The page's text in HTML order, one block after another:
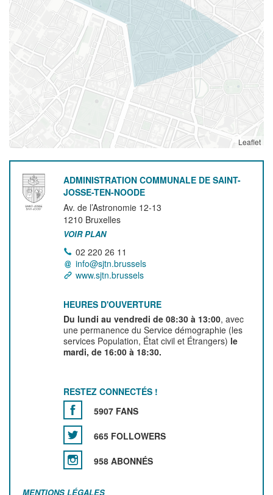
Leaflet
ADMINISTRATION COMMUNALE DE SAINT-
JOSSE-TEN-NOODE
Av. de l’Astronomie 12-13
1210 Bruxelles
VOIR PLAN
02 220 26 11
info@sjtn.brussels
www.sjtn.brussels
HEURES D'OUVERTURE
Du lundi au vendredi de 08:30 à 13:00, avec
une permanence du Service démographie (les
services Population, État civil et Étrangers) le
mardi, de 16:00 à 18:30.
RESTEZ CONNECTÉS !
5907 FANS
665 FOLLOWERS
958 ABONNÉS
MENTIONS LÉGALES